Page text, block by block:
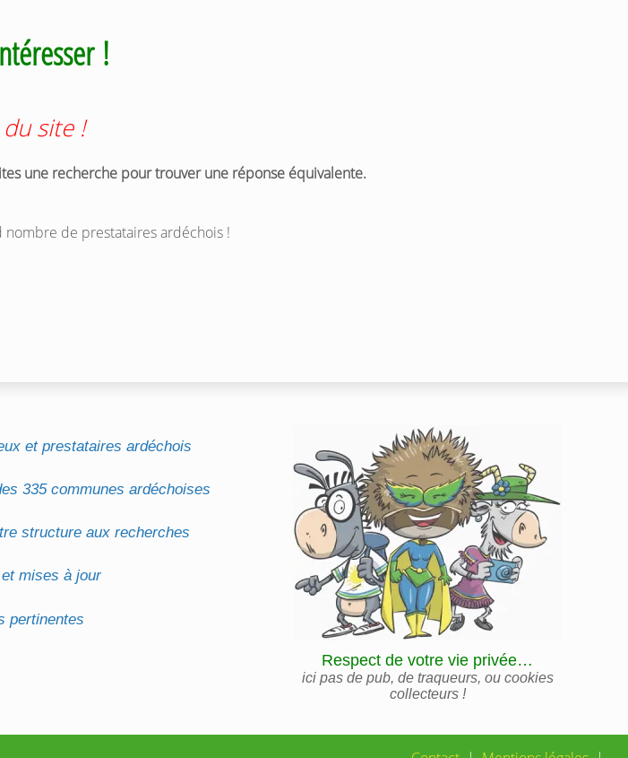
!
site !
une recherche pour trouver une réponse équivalente.
de prestataires ardéchois !
et prestataires ardéchois
335 communes ardéchoises
structure aux recherches
mises à jour
pertinentes
Respect de votre vie privée…
ici pas de pub, de traqueurs, ou cookies
collecteurs !